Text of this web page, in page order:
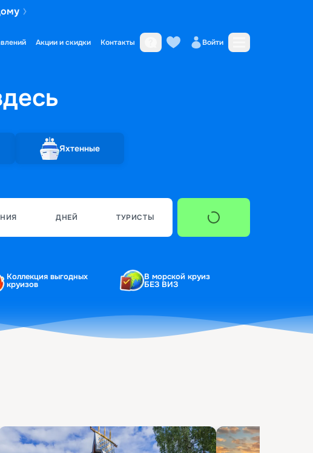
Акции и скидки Контакты Войти
Яхтенные
ДНЕЙ ТУРИСТЫ
Коллекция выгодных
круизов
В морской круиз
БЕЗ ВИЗ